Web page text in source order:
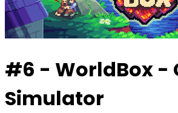
#6 - WorldBox -
Simulator